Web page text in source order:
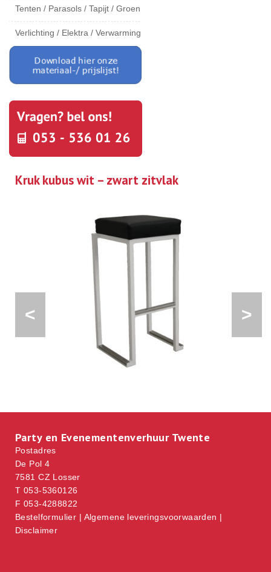
Tenten / Parasols / Tapijt / Groen
Verlichting / Elektra / Verwarming
Kruk kubus wit – zwart zitvlak
< >
Party en Evenementenverhuur Twente
Postadres
De Pol 4
7581 CZ Losser
T 053-5360126
F 053-4288822
Bestelformulier | Algemene leveringsvoorwaarden |
Disclaimer